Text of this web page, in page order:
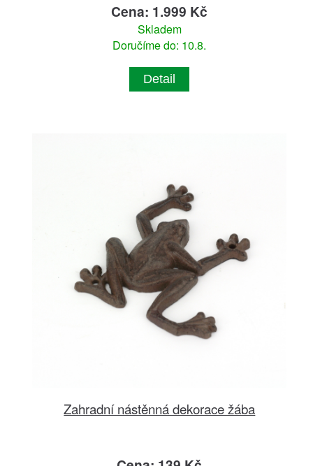
Cena: 1.999 Kč
Skladem
Doručíme do: 10.8.
Detail
Zahradní nástěnná dekorace žába